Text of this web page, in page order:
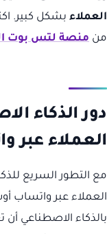
العملاء بشكل كبير.
من منصة لتس بوت
دور الذكاء
العملاء عبر
مع التطور السريع
العملاء عبر واتساب
بالذكاء الاصطناعي